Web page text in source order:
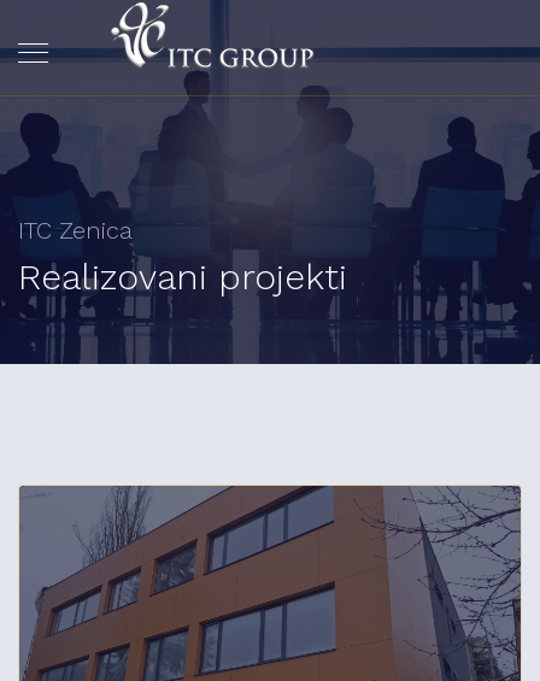
ITC Zenica
Realizovani projekti